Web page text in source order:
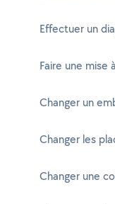
Effectuer un
Faire une mise
Changer un
Changer les
Changer une